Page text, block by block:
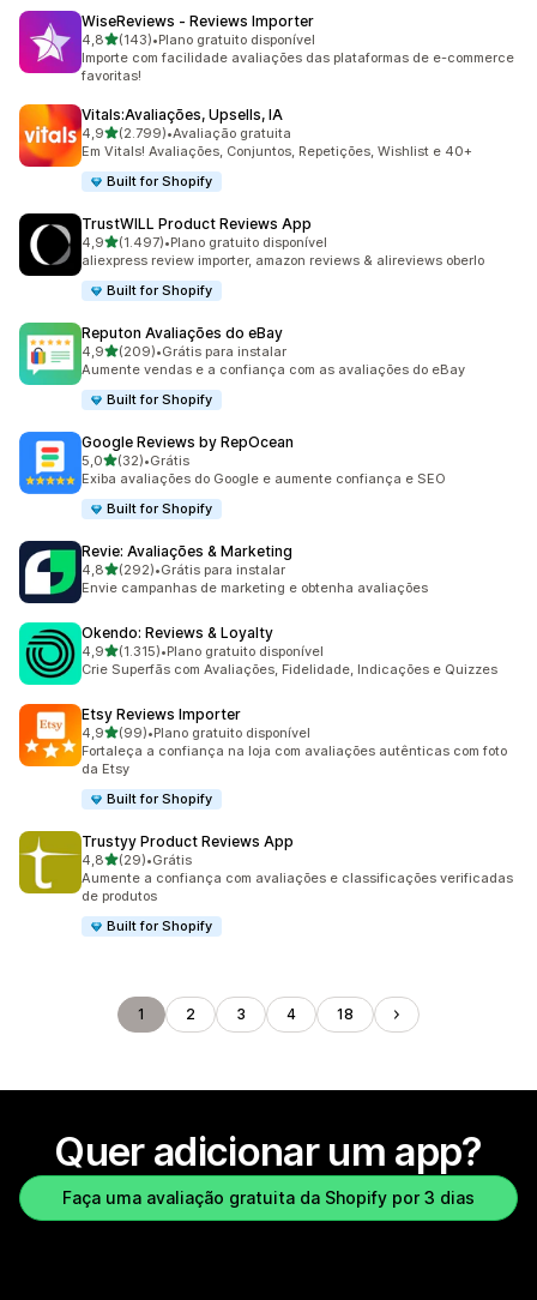
WiseReviews ‑ Reviews Importer
4,8de 5 estrelas
(143)
143 avaliações ao todo
•Plano gratuito disponível
Importe com facilidade avaliações das plataformas de e-commerce
favoritas!
Vitals:Avaliações, Upsells, IA
4,9de 5 estrelas
(2.799)
2799 avaliações ao todo
•Avaliação gratuita
Em Vitals! Avaliações, Conjuntos, Repetições, Wishlist e 40+
Built for Shopify
TrustWILL Product Reviews App
4,9de 5 estrelas
(1.497)
1497 avaliações ao todo
•Plano gratuito disponível
aliexpress review importer, amazon reviews & alireviews oberlo
Built for Shopify
Reputon Avaliações do eBay
4,9de 5 estrelas
(209)
209 avaliações ao todo
•Grátis para instalar
Aumente vendas e a confiança com as avaliações do eBay
Built for Shopify
Google Reviews by RepOcean
5,0de 5 estrelas
(32)
32 avaliações ao todo
•Grátis
Exiba avaliações do Google e aumente confiança e SEO
Built for Shopify
Revie: Avaliações & Marketing
4,8de 5 estrelas
(292)
292 avaliações ao todo
•Grátis para instalar
Envie campanhas de marketing e obtenha avaliações
Okendo: Reviews & Loyalty
4,9de 5 estrelas
(1.315)
1315 avaliações ao todo
•Plano gratuito disponível
Crie Superfãs com Avaliações, Fidelidade, Indicações e Quizzes
Etsy Reviews Importer
4,9de 5 estrelas
(99)
99 avaliações ao todo
•Plano gratuito disponível
Fortaleça a confiança na loja com avaliações autênticas com foto
da Etsy
Built for Shopify
Trustyy Product Reviews App
4,8de 5 estrelas
(29)
29 avaliações ao todo
•Grátis
Aumente a confiança com avaliações e classificações verificadas
de produtos
Built for Shopify
1 2 3 4 18
Quer adicionar um app?
Faça uma avaliação gratuita da Shopify por 3 dias